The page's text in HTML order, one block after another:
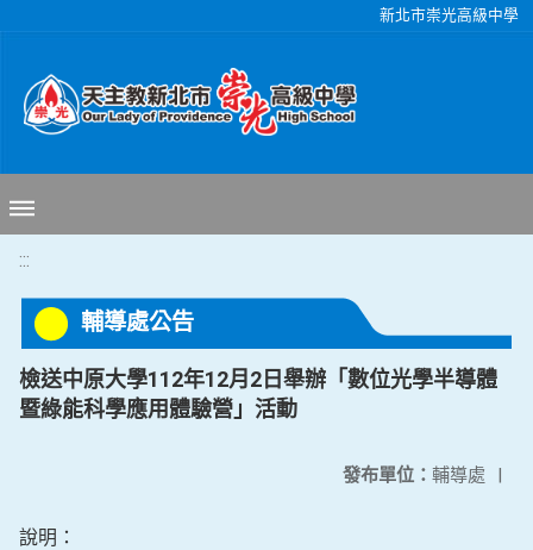
新北市崇光高級中學
:::
輔導處公告
檢送中原大學112年12月2日舉辦「數位光學半導體
暨綠能科學應用體驗營」活動
發布單位： 輔導處 |
說明：